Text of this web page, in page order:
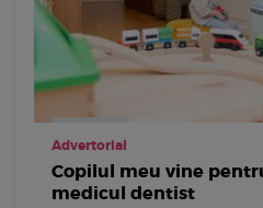
Advertorial
Copilul meu vine
medicul dentist